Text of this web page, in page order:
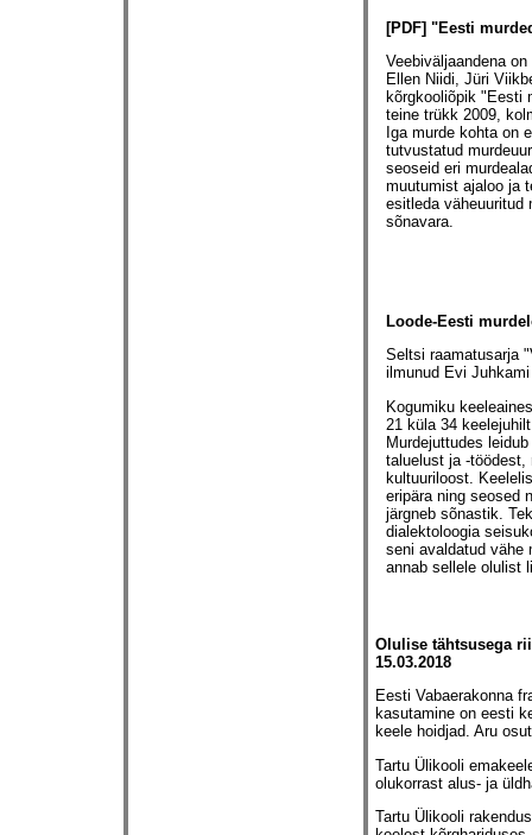
[PDF] "Eesti
Veebiväljaandena
Ellen Niidi, Jüri
kõrgkooliõpik "Eesti
teine trükk 2009,
Iga murde kohta on
tutvustatud
seoseid eri
muutumist ajaloo ja
esitleda väheuuritud
sõnavara.
Loode-Eesti
Seltsi raamatusarja
ilmunud Evi
Kogumiku
21 küla 34
Murdejuttudes
taluelust ja -
kultuuriloost.
eripära ning seosed
järgneb sõnastik.
dialektoloogia
seni avaldatud vähe
annab sellele olulist
Olulise tähtsusega
15.03.2018
Eesti Vabaerakonna
kasutamine on eesti
keele hoidjad. Aru
Tartu Ülikooli
olukorrast alus- ja
Tartu Ülikooli